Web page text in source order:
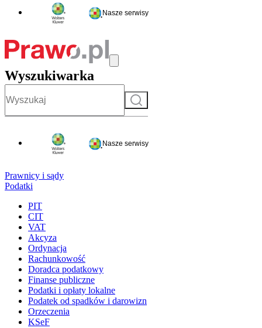
Nasze serwisy
Wyszukiwarka
Szukaj
Nasze serwisy
Prawnicy i sądy
Podatki
PIT
CIT
VAT
Akcyza
Ordynacja
Rachunkowość
Doradca podatkowy
Finanse publiczne
Podatki i opłaty lokalne
Podatek od spadków i darowizn
Orzeczenia
KSeF